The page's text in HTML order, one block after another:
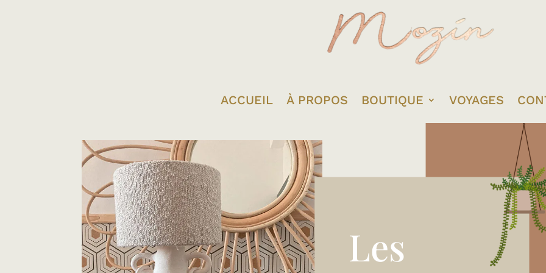
ACCUEIL À PROPOS BOUTIQUE VOYAGES
Les